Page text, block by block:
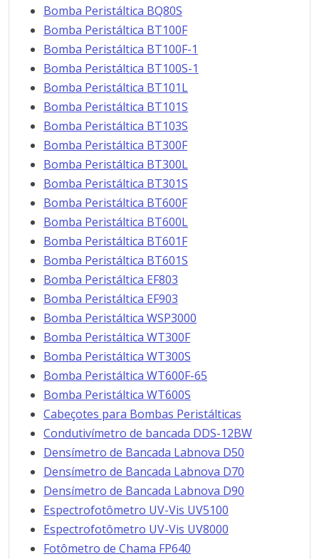
Bomba Peristáltica BQ80S
Bomba Peristáltica BT100F
Bomba Peristáltica BT100F-1
Bomba Peristáltica BT100S-1
Bomba Peristáltica BT101L
Bomba Peristáltica BT101S
Bomba Peristáltica BT103S
Bomba Peristáltica BT300F
Bomba Peristáltica BT300L
Bomba Peristáltica BT301S
Bomba Peristáltica BT600F
Bomba Peristáltica BT600L
Bomba Peristáltica BT601F
Bomba Peristáltica BT601S
Bomba Peristáltica EF803
Bomba Peristáltica EF903
Bomba Peristáltica WSP3000
Bomba Peristáltica WT300F
Bomba Peristáltica WT300S
Bomba Peristáltica WT600F-65
Bomba Peristáltica WT600S
Cabeçotes para Bombas Peristálticas
Condutivímetro de bancada DDS-12BW
Densímetro de Bancada Labnova D50
Densímetro de Bancada Labnova D70
Densímetro de Bancada Labnova D90
Espectrofotômetro UV-Vis UV5100
Espectrofotômetro UV-Vis UV8000
Fotômetro de Chama FP640